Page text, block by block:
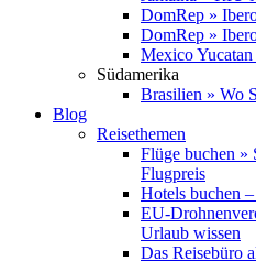
DomRep »
DomRep »
Mexico
Südamerika
Brasilien » Wo
Blog
Reisethemen
Flüge buchen »
Flugpreis
Hotels buchen
EU-
Urlaub wissen
Das Reisebüro